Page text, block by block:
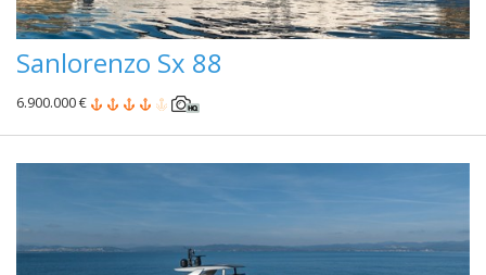
Sanlorenzo Sx 88
6.900.000 €